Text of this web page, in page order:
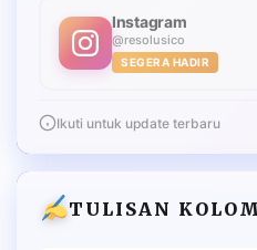
Instagram
@resolusico
SEGERA HADIR
Ikuti untuk update terbaru
TULISAN KOLOM